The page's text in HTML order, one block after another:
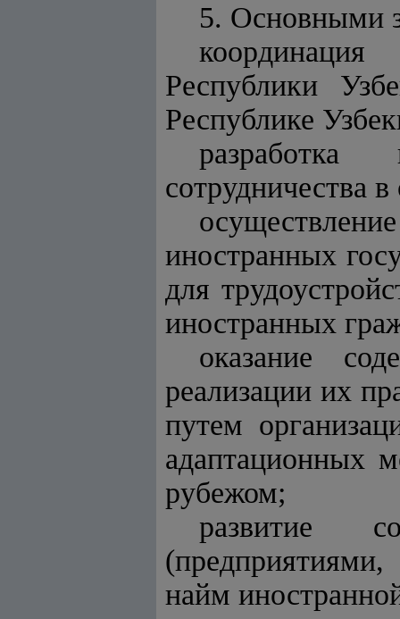
5. Основными
Республики
Республике
сотрудничества
иностранных
для
иностранных
оказание
реализации их
путем
адаптационных
рубежом;
развитие
найм